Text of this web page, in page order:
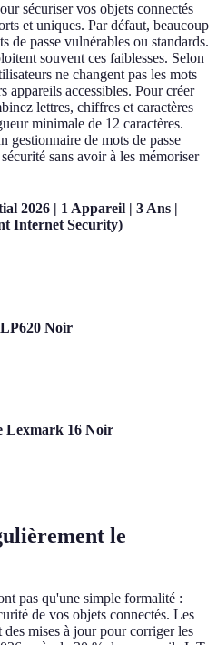
sécuriser vos objets connectés
et uniques. Par défaut, beaucoup
de passe vulnérables ou standards.
souvent ces faiblesses. Selon
ne changent pas les mots
appareils accessibles. Pour créer
lettres, chiffres et caractères
minimale de 12 caractères.
gestionnaire de mots de passe
sans avoir à les mémoriser
2026 | 1 Appareil | 3 Ans |
Internet Security)
Noir
Lexmark 16 Noir
le
pas qu'une simple formalité :
de vos objets connectés. Les
mises à jour pour corriger les